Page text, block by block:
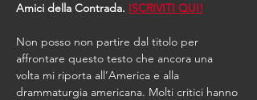
Amici della Contrada. ISCRIVITI QUI!
Non posso non partire dal titolo per
affrontare questo testo che ancora una
volta mi riporta all’America e alla
drammaturgia americana. Molti critici hanno